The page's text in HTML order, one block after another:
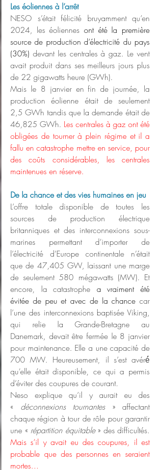
Les éoliennes à l’arrêt
NESO s’était félicité bruyamment qu’en
2024, les éoliennes ont été la première
source de production d’électricité du pays
(30%) devant les centrales à gaz. Le vent
avait produit dans ses meilleurs jours plus
de 22 gigawatts heure (GWh).
Mais le 8 janvier en fin de journée, la
production éolienne était de seulement
2,5 GWh tandis que la demande était de
46,825 GWh. Les centrales à gaz ont été
obligées de tourner à plein régime et il a
fallu en catastrophe mettre en service, pour
des coûts considérables, les centrales
maintenues en réserve.
De la chance et des vies humaines en jeu
L’offre totale disponible de toutes les
sources de production électrique
britanniques et des interconnexions sous-
marines permettant d’importer de
l’électricité d’Europe continentale n’était
que de 47,405 GW, laissant une marge
de seulement 580 mégawatts (MW). Et
encore, la catastrophe a vraiment été
évitée de peu et avec de la chance car
l’une des interconnexions baptisée Viking,
qui relie la Grande-Bretagne au
Danemark, devait être fermée le 8 janvier
pour maintenance. Elle a une capacité de
700 MW. Heureusement, il s’est avéré́
qu’elle était disponible, ce qui a permis
d’éviter des coupures de courant.
Neso explique qu’il y aurait eu des
« déconnexions tournantes » affectant
chaque région à tour de rôle pour garantir
une « répartition équitable
Mais s’il y avait eu des coupures, il est
probable que des personnes en seraient
mortes…